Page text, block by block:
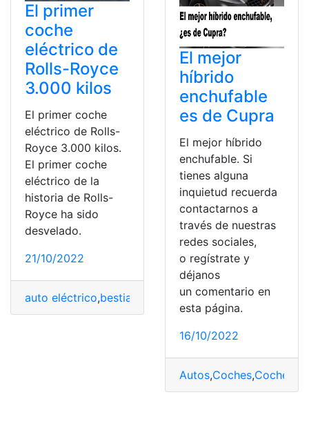
El primer
coche
eléctrico de
Rolls-Royce
3.000 kilos
El primer coche
eléctrico de Rolls-
Royce 3.000 kilos.
El primer coche
eléctrico de la
historia de Rolls-
Royce ha sido
desvelado.
21/10/2022
auto eléctrico,bestialidad Coches,Noticias ,Rolls
El mejor
híbrido
enchufable
es de Cupra
El mejor híbrido
enchufable. Si
tienes alguna
inquietud recuerda
contactarnos a
través de nuestras
redes sociales,
o regístrate y
déjanos
un comentario en
esta página.
16/10/2022
Autos,Coches,Coches